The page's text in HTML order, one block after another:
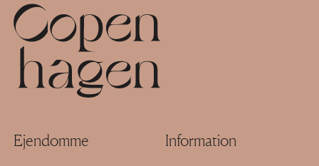
Ejendomme Information